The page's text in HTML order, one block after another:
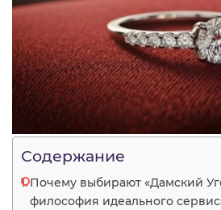
Содержание
Почему выбирают «Дамский
философия идеального